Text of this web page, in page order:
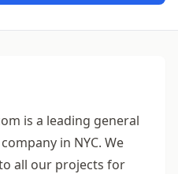
is a leading general
in NYC. We
all our projects for